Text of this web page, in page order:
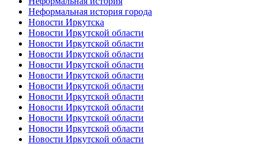
Неформальная история города
Новости Иркутска
Новости Иркутской области
Новости Иркутской области
Новости Иркутской области
Новости Иркутской области
Новости Иркутской области
Новости Иркутской области
Новости Иркутской области
Новости Иркутской области
Новости Иркутской области
Новости Иркутской области
Новости Иркутской области